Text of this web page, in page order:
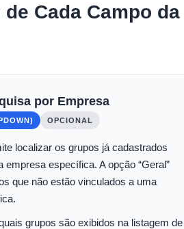
Cada Campo da
por Empresa
OPCIONAL
localizar os grupos já cadastrados
empresa específica. A opção “Geral”
que não estão vinculados a uma
grupos são exibidos na listagem de